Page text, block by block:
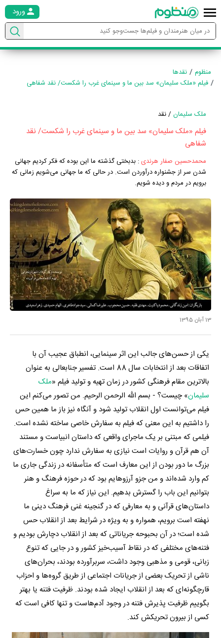
ورود
منظوم
نقدها
فیلم «ملک سلیمان» سد بین ما و سینمای غرب را شکست/ نقد شفاهی
ملک سلیمان/ نقد
فیلم «ملک سلیمان» سد بین ما و سینمای غرب را شکست/ نقد
شفاهی
محمدحسین صفار هرندی: بدبختی گذشته ما این بوده که فکر کردیم جهانی
شدن سر از جشنواره درآوردن است. در حالی که ما جهانی می‌شویم زمانی که
برویم در مردم و دیده شویم.
13 آبان 1395
یکی از حسن‌های جالب این اثر سینمایی، انطباق عجیب آن با
اتفاقات بعد از انتخابات سال 88 است. تفسیر جناب‎عالی به عنوان
بالاترین مقام فرهنگی کشور در زمان تهیه و تولید فیلم «ملک
سلیمان» چیست؟ - بسم الله الرحمن الرحیم. من تصور می‌کنم این
فیلم می‌توانست اول انقلاب تولید شود و آنگاه نیز باز ما همین حس
را داشتیم به این معنی که فیلم به سفارش خاصی ساخته نشده است.
فیلمی که مبتنی بر یک ماجرای واقعی که داستان انبیاست و مستند
آن هم قرآن و روایات است نیازی به سفارش ندارد چون خسارت‌های
بزرگ ما دور بودن از این معارف است که متأسفانه در زندگی جاری ما
کم وارد شده‌اند و من جزو آرزوهایم بود که در حوزه فرهنگ و هنر
بتوانیم این باب را گسترش بدهیم. این نیاز که ما به سراغ
داستان‌های قرآنی و به معارفی که در گنجینه غنی فرهنگ دینی ما
نهفته است برویم، همواره و به ویژه در شرایط بعد از انقلاب حس
‌شده است؛ در آن بحبوحه جریاناتی که بعد از انقلاب دچارش بودیم و
فتنه‌های مختلفی که در نقاط آسیب‌خیز کشور و در جایی که تنوع
زبانی، قومی و مذهبی وجود داشت، سربرآورده بودند، بحران‌های
ناشی از تحریک بعضی از جریانات اجتماعی از طریق گروه‌ها و احزاب
قارچ‎گونه‌ای که بعد از انقلاب ایجاد شده بودند. ظرفیت فتنه یا بهتر
بگوییم ظرفیت پذیرش فتنه در وجود آدم‌هاست و تنها کافی است که
کسی از بیرون تحریکش کند.